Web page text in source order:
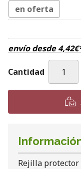
en oferta
envío desde4,42€
Cantidad
Rejilla protector